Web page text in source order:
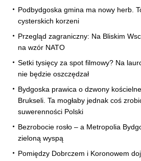
Podbydgoska gmina ma nowy herb.
cysterskich korzeni
Przegląd zagraniczny: Na Bliskim
na wzór NATO
Setki tysięcy za spot filmowy? Na
nie będzie oszczędzał
Bydgoska prawica o dzwony
Brukseli. Ta mogłaby jednak coś
suwerenności Polski
Bezrobocie rosło – a Metropolia
zieloną wyspą
Pomiędzy Dobrczem i Koronowem